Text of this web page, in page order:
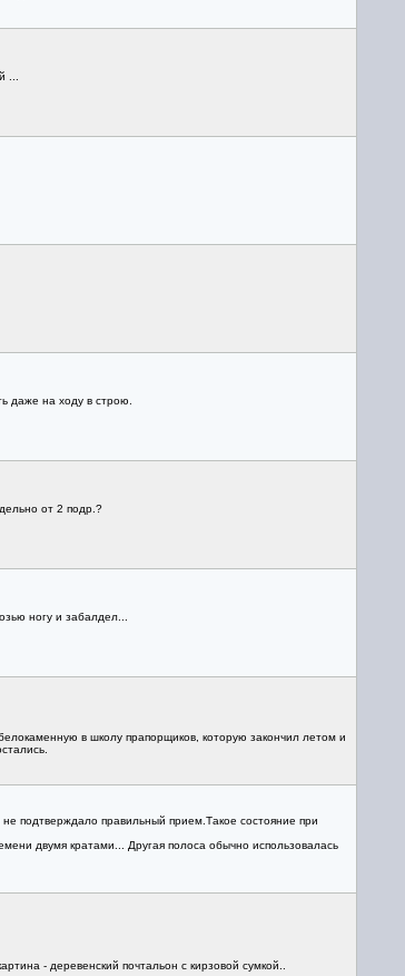
...
даже на ходу в строю.
от 2 подр.?
ногу и забалдел...
в школу прапорщиков, которую закончил летом и
подтверждало правильный прием.Такое состояние при
двумя кратами... Другая полоса обычно использовалась
- деревенский почтальон с кирзовой сумкой..